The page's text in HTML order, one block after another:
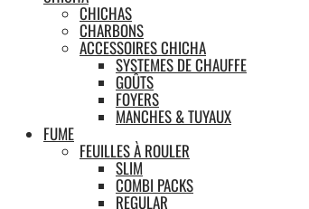
CHICHAS
CHARBONS
ACCESSOIRES CHICHA
SYSTEMES DE CHAUFFE
GOÛTS
FOYERS
MANCHES & TUYAUX
FUME
FEUILLES À ROULER
SLIM
COMBI PACKS
REGULAR